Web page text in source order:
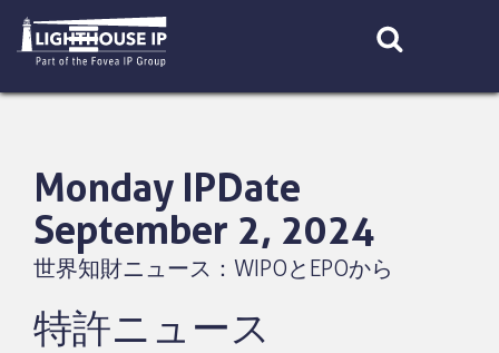
content
Monday IPDate
September 2, 2024
世界知財ニュース：WIPOとEPOから
特許ニュース